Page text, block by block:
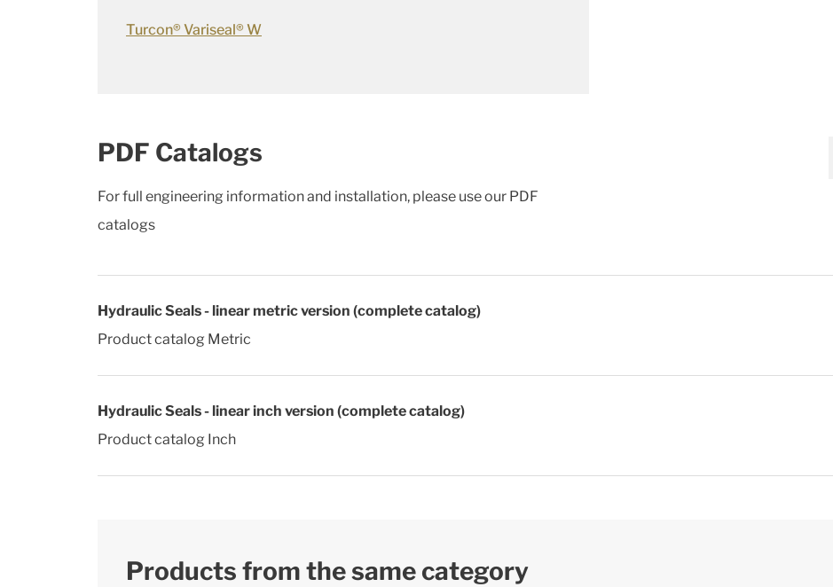
Turcon® Variseal® W
PDF Catalogs
For full engineering information and installation, please use our PDF
catalogs
Hydraulic Seals - linear metric version (complete catalog)
Product catalog Metric
Hydraulic Seals - linear inch version (complete catalog)
Product catalog Inch
Products from the same category